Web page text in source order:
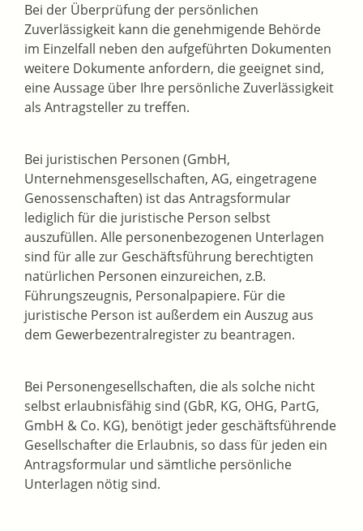
Bei der Überprüfung der persönlichen
Zuverlässigkeit kann die genehmigende Behörde
im Einzelfall neben den aufgeführten Dokumenten
weitere Dokumente anfordern, die geeignet sind,
eine Aussage über Ihre persönliche Zuverlässigkeit
als Antragsteller zu treffen.
Bei juristischen Personen (GmbH,
Unternehmensgesellschaften, AG, eingetragene
Genossenschaften) ist das Antragsformular
lediglich für die juristische Person selbst
auszufüllen. Alle personenbezogenen Unterlagen
sind für alle zur Geschäftsführung berechtigten
natürlichen Personen einzureichen, z.B.
Führungszeugnis, Personalpapiere. Für die
juristische Person ist außerdem ein Auszug aus
dem Gewerbezentralregister zu beantragen.
Bei Personengesellschaften, die als solche nicht
selbst erlaubnisfähig sind (GbR, KG, OHG, PartG,
GmbH & Co. KG), benötigt jeder geschäftsführende
Gesellschafter die Erlaubnis, so dass für jeden ein
Antragsformular und sämtliche persönliche
Unterlagen nötig sind.